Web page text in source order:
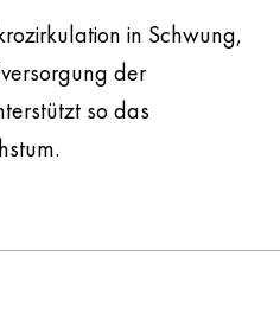
in Schwung,
der
so das